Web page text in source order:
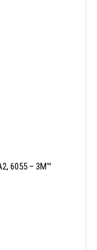
6055 – 3M™